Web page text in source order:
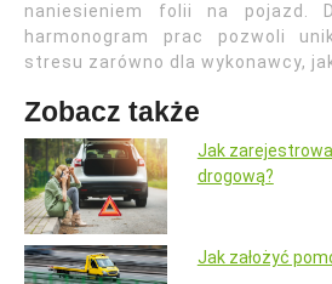
naniesieniem folii na pojazd.
harmonogram prac pozwoli
stresu zarówno dla wykonawcy,
Zobacz także
Jak
drogową?
Jak założyć